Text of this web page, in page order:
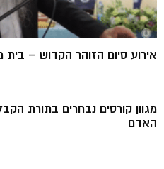
אירוע סיום הזוהר הקדוש –
מגוון קורסים נבחרים בתורת
האדם